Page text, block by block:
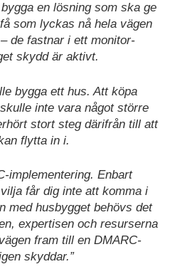
en lösning som ska ge
som lyckas nå hela vägen
de fastnar i ett monitor-
skydd är aktivt.
bygga ett hus. Att köpa
inte vara något större
stort steg därifrån till att
flytta in i.
implementering. Enbart
får dig inte att komma i
med husbygget behövs det
expertisen och resurserna
fram till en DMARC-
skyddar.”